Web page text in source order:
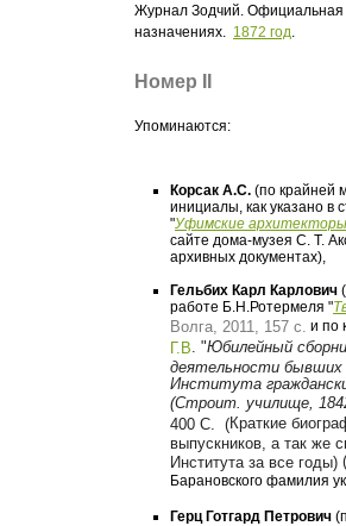
Журнал Зодчий. Официальная
назначениях. 1872 год.
Номер II
Упоминаются:
Корсак А.С. (по крайней
инициалы, как указано
"Уфимские
сайте дома-музея С. Т.
архивных документах),
Гельбих Карл Карлович
работе Б.Н.Ротермеля "
Волга, 2011, 157 c. и по
Г.В ."Юбилейный
деятельности бывших
Института
(Строит. училище,
400 С. (Краткие
выпускников, а так же
Института за все годы)
Барановского фамилия
Герц Готгард Петрович